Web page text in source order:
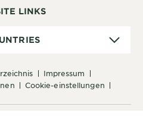
LINKS
impressum
cookie-einstellungen